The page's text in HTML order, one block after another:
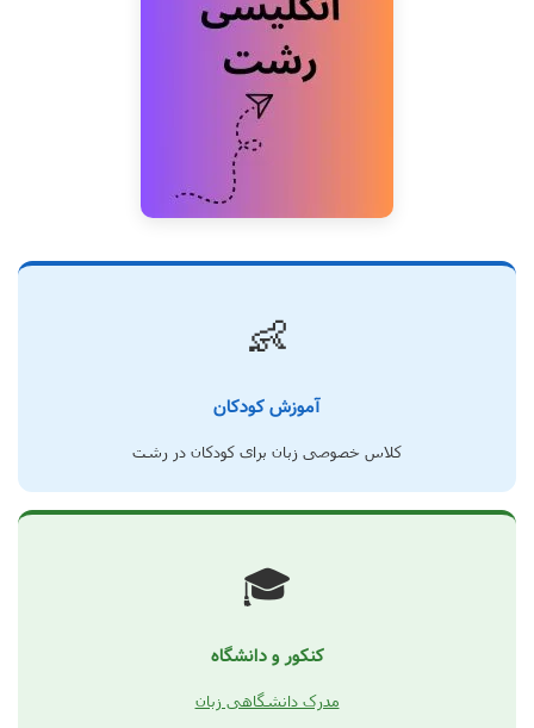
👶
آموزش کودکان
کلاس خصوصی زبان برای کودکان در رشت
🎓
کنکور و دانشگاه
مدرک دانشگاهی زبان